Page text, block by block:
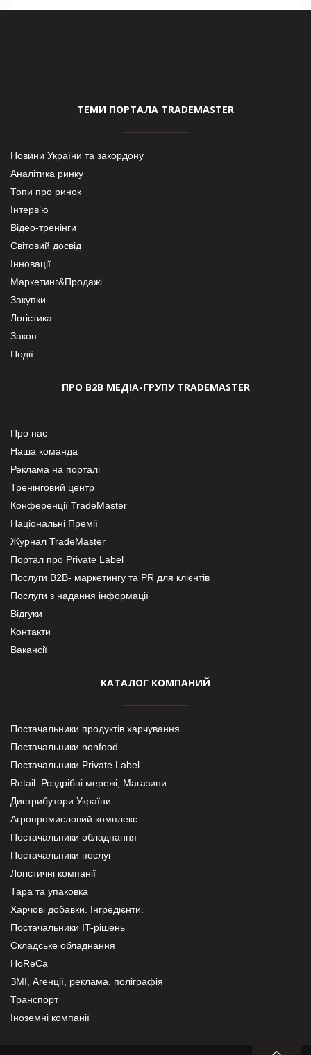
ТЕМИ ПОРТАЛА TRADEMASTER
Новини України та закордону
Аналітика ринку
Топи про ринок
Інтерв’ю
Відео-тренінги
Світовий досвід
Інновації
Маркетинг&Продажі
Закупки
Логістика
Закон
Події
ПРО В2В МЕДІА-ГРУПУ TRADEMASTER
Про нас
Наша команда
Реклама на порталі
Тренінговий центр
Конференції TradeMaster
Національні Премії
Журнал TradeMaster
Портал про Private Label
Послуги В2В- маркетингу та PR для клієнтів
Послуги з надання інформації
Відгуки
Контакти
Вакансії
КАТАЛОГ КОМПАНИЙ
Постачальники продуктів харчування
Постачальники nonfood
Постачальники Private Label
Retail. Роздрібні мережі, Магазини
Дистрибутори України
Агропромисловий комплекс
Постачальники обладнання
Постачальники послуг
Логістичні компанії
Тара та упаковка
Харчові добавки. Інгредієнти.
Постачальники IT-рішень
Складське обладнання
HoReCa
ЗМІ, Агенції, реклама, поліграфія
Транспорт
Іноземні компанії